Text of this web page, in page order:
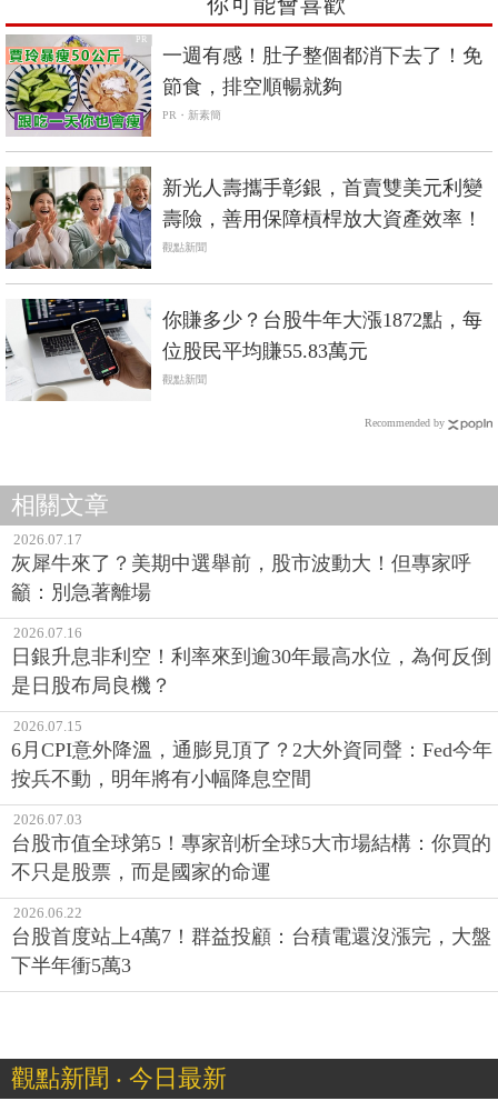
PR
一週有感！肚子整個都消下去了！免
節食，排空順暢就夠
PR・新素簡
新光人壽攜手彰銀，首賣雙美元利變
壽險，善用保障槓桿放大資產效率！
觀點新聞
你賺多少？台股牛年大漲1872點，每
位股民平均賺55.83萬元
觀點新聞
Recommended by
相關文章
2026.07.17
灰犀牛來了？美期中選舉前，股市波動大！但專家呼
籲：別急著離場
2026.07.16
日銀升息非利空！利率來到逾30年最高水位，為何反倒
是日股布局良機？
2026.07.15
6月CPI意外降溫，通膨見頂了？2大外資同聲：Fed今年
按兵不動，明年將有小幅降息空間
2026.07.03
台股市值全球第5！專家剖析全球5大市場結構：你買的
不只是股票，而是國家的命運
2026.06.22
台股首度站上4萬7！群益投顧：台積電還沒漲完，大盤
下半年衝5萬3
觀點新聞 ‧ 今日最新